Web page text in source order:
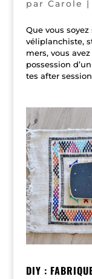
par Carole |
Que vous
véliplanchiste,
mers, vous
possession
tes after
DIY :